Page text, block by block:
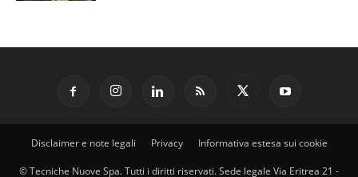
Disclaimer e note legali Privacy Informativa estesa sui cookie
© Tecniche Nuove Spa. Tutti i diritti riservati. Sede legale Via Eritrea 21 -